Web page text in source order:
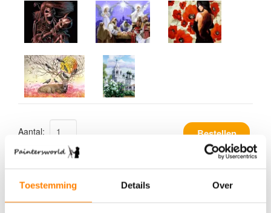
Toestemming Details Over
Aantal: Bestellen
Op werkdagen voor 16:00 besteld, dezelfde dag